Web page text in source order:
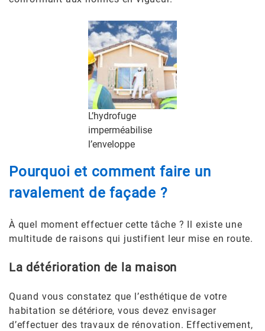
L’hydrofuge
imperméabilise
l’enveloppe
Pourquoi et comment faire un
ravalement de façade ?
À quel moment effectuer cette tâche ? Il existe une
multitude de raisons qui justifient leur mise en route.
La détérioration de la maison
Quand vous constatez que l’esthétique de votre
habitation se détériore, vous devez envisager
d’effectuer des travaux de rénovation. Effectivement,